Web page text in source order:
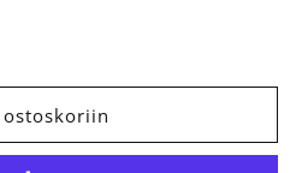
Separett Rescue
Retkikäymälä Separett
ostoskoriin